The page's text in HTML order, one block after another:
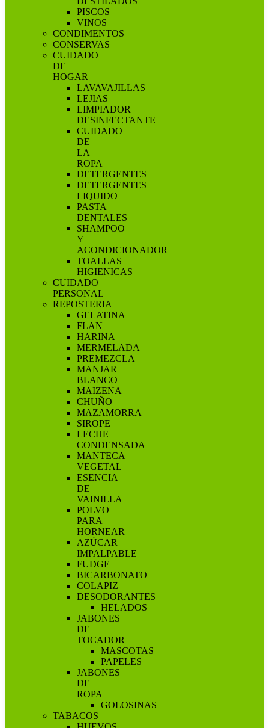
PISCOS
VINOS
CONDIMENTOS
CONSERVAS
CUIDADO
DE
HOGAR
LAVAVAJILLAS
LEJIAS
LIMPIADOR
DESINFECTANTE
CUIDADO
DE
LA
ROPA
DETERGENTES
DETERGENTES
LIQUIDO
PASTA
DENTALES
SHAMPOO
Y
ACONDICIONADOR
TOALLAS
HIGIENICAS
CUIDADO
PERSONAL
REPOSTERIA
GELATINA
FLAN
HARINA
MERMELADA
PREMEZCLA
MANJAR
BLANCO
MAIZENA
CHUÑO
MAZAMORRA
SIROPE
LECHE
CONDENSADA
MANTECA
VEGETAL
ESENCIA
DE
VAINILLA
POLVO
PARA
HORNEAR
AZÚCAR
IMPALPABLE
FUDGE
BICARBONATO
COLAPIZ
DESODORANTES
HELADOS
JABONES
DE
TOCADOR
MASCOTAS
PAPELES
JABONES
DE
ROPA
GOLOSINAS
TABACOS